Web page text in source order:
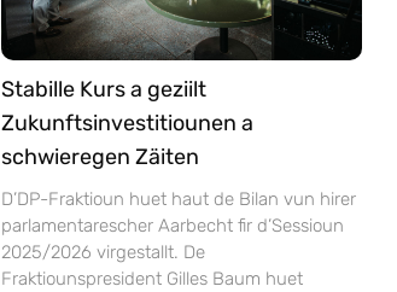
Stabille Kurs a geziilt
Zukunftsinvestitiounen a
schwieregen Zäiten
D’DP-Fraktioun huet haut de Bilan vun hirer
parlamentarescher Aarbecht fir d’Sessioun
2025/2026 virgestallt. De
Fraktiounspresident Gilles Baum huet